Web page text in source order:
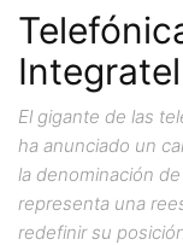
El gigante de las
ha anunciado un
la denominación
representa una
redefinir su